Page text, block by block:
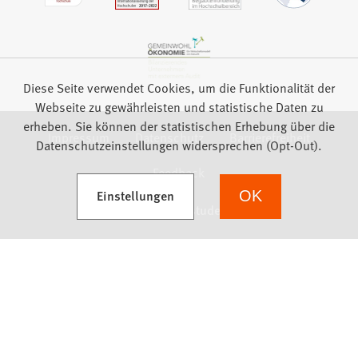
Impressum Datenschutz
Barrierefreiheit
Feedback
Diese Seite verwendet Cookies, um die Funktionalität der
Webseite zu gewährleisten und statistische Daten zu
erheben. Sie können der statistischen Erhebung über die
Datenschutzeinstellungen widersprechen (Opt-Out).
Einstellungen
(Öffnet in einem neuen Tab) OK